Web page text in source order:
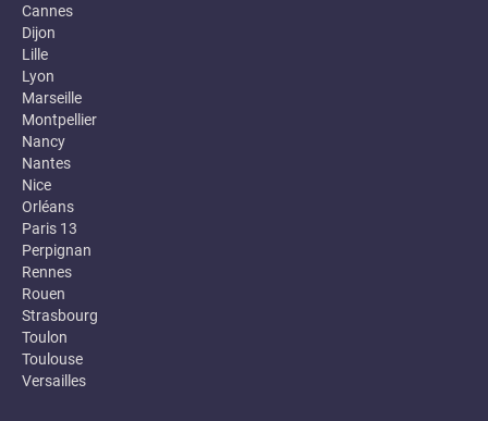
Cannes
Dijon
Lille
Lyon
Marseille
Montpellier
Nancy
Nantes
Nice
Orléans
Paris 13
Perpignan
Rennes
Rouen
Strasbourg
Toulon
Toulouse
Versailles